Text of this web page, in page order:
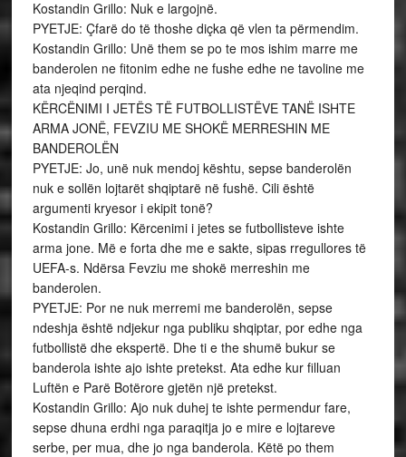
Kostandin Grillo: Nuk e largojnë.
PYETJE: Çfarë do të thoshe diçka që vlen ta përmendim.
Kostandin Grillo: Unë them se po te mos ishim marre me
banderolen ne fitonim edhe ne fushe edhe ne tavoline me
ata njeqind perqind.
KËRCËNIMI I JETËS TË FUTBOLLISTËVE TANË ISHTE
ARMA JONË, FEVZIU ME SHOKË MERRESHIN ME
BANDEROLËN
PYETJE: Jo, unë nuk mendoj kështu, sepse banderolën
nuk e sollën lojtarët shqiptarë në fushë. Cili është
argumenti kryesor i ekipit tonë?
Kostandin Grillo: Kërcenimi i jetes se futbollisteve ishte
arma jone. Më e forta dhe me e sakte, sipas rregullores të
UEFA-s. Ndërsa Fevziu me shokë merreshin me
banderolen.
PYETJE: Por ne nuk merremi me banderolën, sepse
ndeshja është ndjekur nga publiku shqiptar, por edhe nga
futbollistë dhe ekspertë. Dhe ti e the shumë bukur se
banderola ishte ajo ishte pretekst. Ata edhe kur filluan
Luftën e Parë Botërore gjetën një pretekst.
Kostandin Grillo: Ajo nuk duhej te ishte permendur fare,
sepse dhuna erdhi nga paraqitja jo e mire e lojtareve
serbe, per mua, dhe jo nga banderola. Këtë po them